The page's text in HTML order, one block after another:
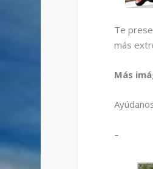
Te
más
Más
–